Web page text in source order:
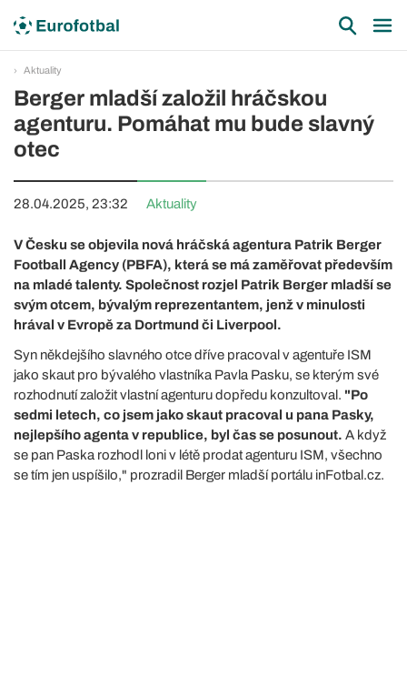
Aktuality
Berger mladší založil hráčskou
agenturu. Pomáhat mu bude slavný
otec
28.04.2025, 23:32 Aktuality
V Česku se objevila nová hráčská agentura Patrik Berger
Football Agency (PBFA), která se má zaměřovat především
na mladé talenty. Společnost rozjel Patrik Berger mladší se
svým otcem, bývalým reprezentantem, jenž v minulosti
hrával v Evropě za Dortmund či Liverpool.
Syn někdejšího slavného otce dříve pracoval v agentuře ISM
jako skaut pro bývalého vlastníka Pavla Pasku, se kterým své
rozhodnutí založit vlastní agenturu dopředu konzultoval. "Po
sedmi letech, co jsem jako skaut pracoval u pana Pasky,
nejlepšího agenta v republice, byl čas se posunout. A když
se pan Paska rozhodl loni v létě prodat agenturu ISM, všechno
se tím jen uspíšilo," prozradil Berger mladší portálu inFotbal.cz.